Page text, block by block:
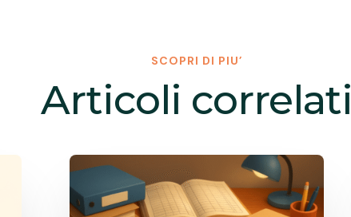
SCOPRI DI PIU’
Articoli correlati